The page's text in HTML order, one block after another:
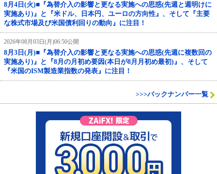
8月4日(火)■『為替介入の影響と更なる実施への思惑(先週と週明けに
実施あり)』と『米ドル、日本円、ユーロの方向性』、そして『主要
な株式市場及び米国債利回りの動向』に注目！
2026年08月03日(月)06:50公開
8月3日(月)■『為替介入の影響と更なる実施への思惑(先週に複数回の
実施あり)』と『8月の月初め要因(本日が8月月初め最初)』、そして
『米国のISM製造業指数の発表』に注目！
>>>バックナンバー一覧